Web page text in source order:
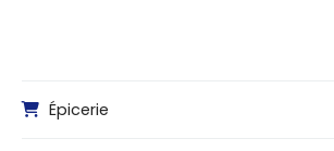
Épicerie